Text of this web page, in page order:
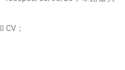
CV；